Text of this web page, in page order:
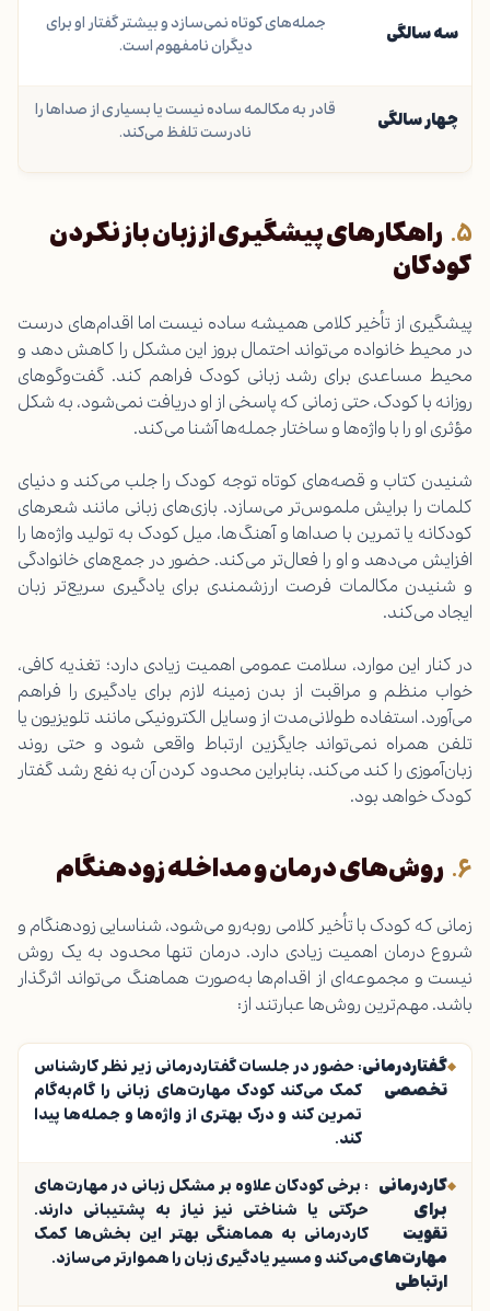
سه سالگی
جمله‌های کوتاه نمی‌سازد و بیشتر گفتار او برای
دیگران نامفهوم است.
چهار سالگی
قادر به مکالمه ساده نیست یا بسیاری از صداها را
نادرست تلفظ می‌کند.
راهکارهای پیشگیری از زبان باز نکردن
کودکان
پیشگیری از تأخیر کلامی همیشه ساده نیست اما اقدام‌های درست
در محیط خانواده می‌تواند احتمال بروز این مشکل را کاهش دهد و
محیط مساعدی برای رشد زبانی کودک فراهم کند. گفت‌وگوهای
روزانه با کودک، حتی زمانی که پاسخی از او دریافت نمی‌شود، به شکل
مؤثری او را با واژه‌ها و ساختار جمله‌ها آشنا می‌کند.
شنیدن کتاب و قصه‌های کوتاه توجه کودک را جلب می‌کند و دنیای
کلمات را برایش ملموس‌تر می‌سازد. بازی‌های زبانی مانند شعرهای
کودکانه یا تمرین با صداها و آهنگ‌ها، میل کودک به تولید واژه‌ها را
افزایش می‌دهد و او را فعال‌تر می‌کند. حضور در جمع‌های خانوادگی
و شنیدن مکالمات فرصت ارزشمندی برای یادگیری سریع‌تر زبان
ایجاد می‌کند.
در کنار این موارد، سلامت عمومی اهمیت زیادی دارد؛ تغذیه کافی،
خواب منظم و مراقبت از بدن زمینه لازم برای یادگیری را فراهم
می‌آورد. استفاده طولانی‌مدت از وسایل الکترونیکی مانند تلویزیون یا
تلفن همراه نمی‌تواند جایگزین ارتباط واقعی شود و حتی روند
زبان‌آموزی را کند می‌کند، بنابراین محدود کردن آن به نفع رشد گفتار
کودک خواهد بود.
روش‌های درمان و مداخله زودهنگام
زمانی که کودک با تأخیر کلامی روبه‌رو می‌شود، شناسایی زودهنگام و
شروع درمان اهمیت زیادی دارد. درمان تنها محدود به یک روش
نیست و مجموعه‌ای از اقدام‌ها به‌صورت هماهنگ می‌تواند اثرگذار
باشد. مهم‌ترین روش‌ها عبارتند از:
گفتاردرمانی
تخصصی
: حضور در جلسات گفتاردرمانی زیر نظر کارشناس
کمک می‌کند کودک مهارت‌های زبانی را گام‌به‌گام
تمرین کند و درک بهتری از واژه‌ها و جمله‌ها پیدا
کند.
کاردرمانی
برای
تقویت
مهارت‌های
ارتباطی
: برخی کودکان علاوه بر مشکل زبانی در مهارت‌های
حرکتی یا شناختی نیز نیاز به پشتیبانی دارند.
کاردرمانی به هماهنگی بهتر این بخش‌ها کمک
می‌کند و مسیر یادگیری زبان را هموارتر می‌سازد.